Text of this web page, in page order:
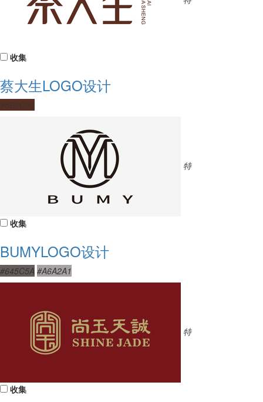
收集
蔡大生LOGO设计
#5B2D20
特
收集
BUMYLOGO设计
#645C5A #A6A2A1
特
收集